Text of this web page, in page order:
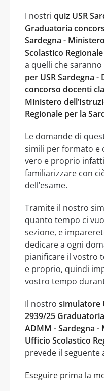
I nostri quiz USR
Graduatoria
Sardegna -
Scolastico
a quelli che
per USR Sardegna
concorso docenti
Ministero
Regionale per la
Le domande di
simili per formato e
vero e proprio
familiarizzare con
dell’esame.
Tramite il nostro
quanto tempo ci
sezione, e
dedicare a ogni
pianificare il vostro
e proprio, quindi
vostro tempo
Il nostro simulatore
2939/25
ADMM - Sardegna -
Ufficio Scolastico
prevede il seguente
Eseguire prima la